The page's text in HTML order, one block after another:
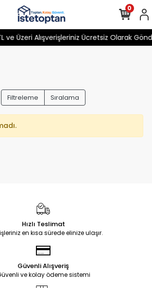
Üzeri Alışverişleriniz Ücretsiz Olarak
0
Filtreleme Sıralama
Hızlı Teslimat
en kısa sürede elinize ulaşır.
Güvenli Alışveriş
ve kolay ödeme sistemi